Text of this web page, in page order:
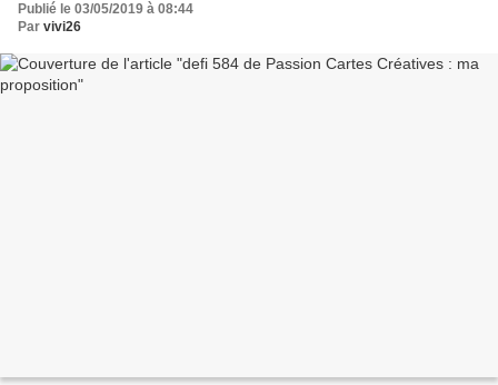
Publié le 03/05/2019 à 08:44
Par vivi26